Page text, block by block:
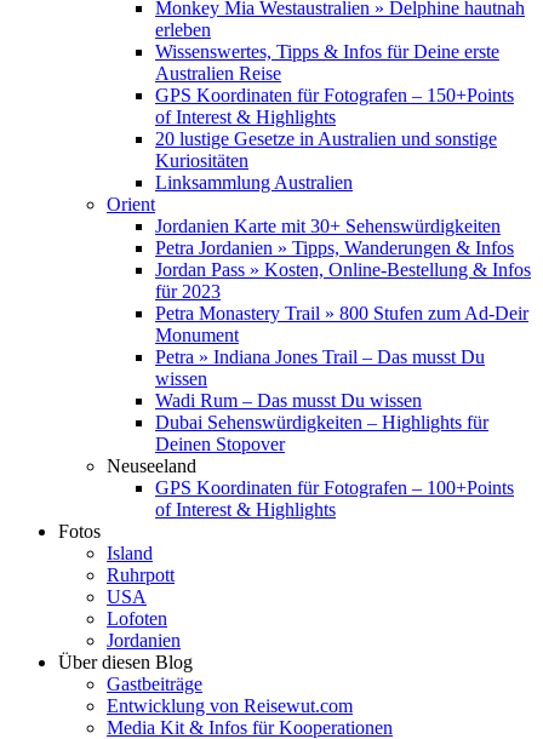
Monkey Mia Westaustralien » Delphine hautnah
erleben
Wissenswertes, Tipps & Infos für Deine erste
Australien Reise
GPS Koordinaten für Fotografen – 150+Points
of Interest & Highlights
20 lustige Gesetze in Australien und sonstige
Kuriositäten
Linksammlung Australien
Orient
Jordanien Karte mit 30+ Sehenswürdigkeiten
Petra Jordanien » Tipps, Wanderungen & Infos
Jordan Pass » Kosten, Online-Bestellung & Infos
für 2023
Petra Monastery Trail » 800 Stufen zum Ad-Deir
Monument
Petra » Indiana Jones Trail – Das musst Du
wissen
Wadi Rum – Das musst Du wissen
Dubai Sehenswürdigkeiten – Highlights für
Deinen Stopover
Neuseeland
GPS Koordinaten für Fotografen – 100+Points
of Interest & Highlights
Fotos
Island
Ruhrpott
USA
Lofoten
Jordanien
Über diesen Blog
Gastbeiträge
Entwicklung von Reisewut.com
Media Kit & Infos für Kooperationen